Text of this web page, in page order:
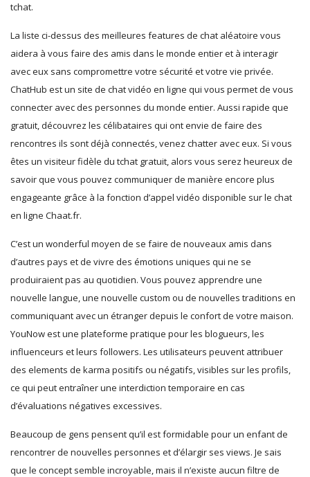
tchat.
La liste ci-dessus des meilleures features de chat aléatoire vous
aidera à vous faire des amis dans le monde entier et à interagir
avec eux sans compromettre votre sécurité et votre vie privée.
ChatHub est un site de chat vidéo en ligne qui vous permet de vous
connecter avec des personnes du monde entier. Aussi rapide que
gratuit, découvrez les célibataires qui ont envie de faire des
rencontres ils sont déjà connectés, venez chatter avec eux. Si vous
êtes un visiteur fidèle du tchat gratuit, alors vous serez heureux de
savoir que vous pouvez communiquer de manière encore plus
engageante grâce à la fonction d’appel vidéo disponible sur le chat
en ligne Chaat.fr.
C’est un wonderful moyen de se faire de nouveaux amis dans
d’autres pays et de vivre des émotions uniques qui ne se
produiraient pas au quotidien. Vous pouvez apprendre une
nouvelle langue, une nouvelle custom ou de nouvelles traditions en
communiquant avec un étranger depuis le confort de votre maison.
YouNow est une plateforme pratique pour les blogueurs, les
influenceurs et leurs followers. Les utilisateurs peuvent attribuer
des elements de karma positifs ou négatifs, visibles sur les profils,
ce qui peut entraîner une interdiction temporaire en cas
d’évaluations négatives excessives.
Beaucoup de gens pensent qu’il est formidable pour un enfant de
rencontrer de nouvelles personnes et d’élargir ses views. Je sais
que le concept semble incroyable, mais il n’existe aucun filtre de